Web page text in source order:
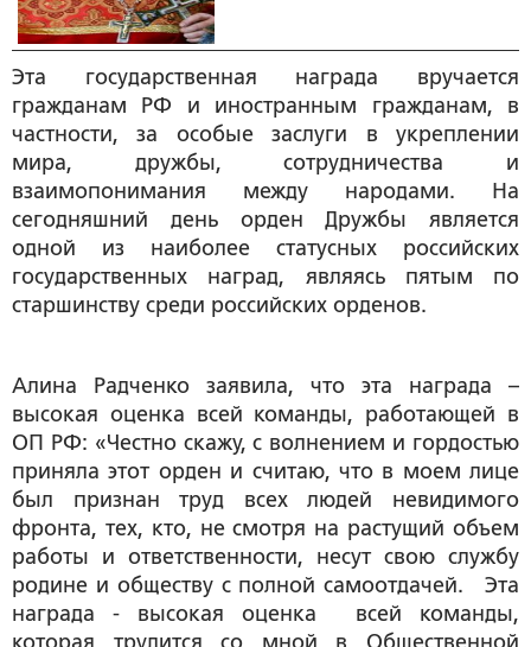
Эта государственная награда вручается
гражданам РФ и иностранным гражданам, в
частности, за особые заслуги в укреплении
мира, дружбы, сотрудничества и
взаимопонимания между народами. На
сегодняшний день орден Дружбы является
одной из наиболее статусных российских
государственных наград, являясь пятым по
старшинству среди российских орденов.
Алина Радченко заявила, что эта награда –
высокая оценка всей команды, работающей в
ОП РФ: «Честно скажу, с волнением и гордостью
приняла этот орден и считаю, что в моем лице
был признан труд всех людей невидимого
фронта, тех, кто, не смотря на растущий объем
работы и ответственности, несут свою службу
родине и обществу с полной самоотдачей. Эта
награда - высокая оценка всей команды,
которая трудится со мной в Общественной